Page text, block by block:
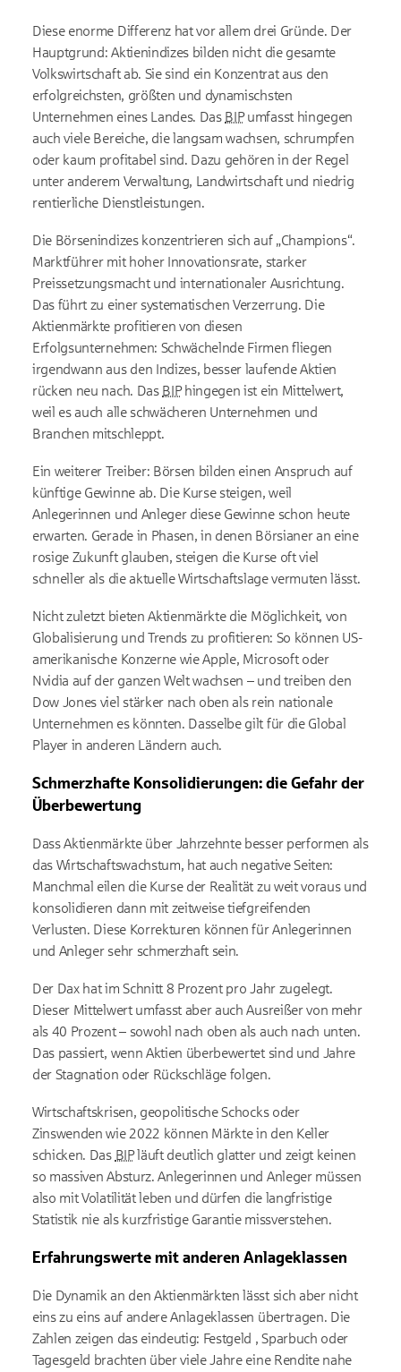
Diese enorme Differenz hat vor allem drei Gründe. Der
Hauptgrund: Aktienindizes bilden nicht die gesamte
Volkswirtschaft ab. Sie sind ein Konzentrat aus den
erfolgreichsten, größten und dynamischsten
Unternehmen eines Landes. Das BIPumfasst hingegen
auch viele Bereiche, die langsam wachsen, schrumpfen
oder kaum profitabel sind. Dazu gehören in der Regel
unter anderem Verwaltung, Landwirtschaft und niedrig
rentierliche Dienstleistungen.
Die Börsenindizes konzentrieren sich auf „Champions“.
Marktführer mit hoher Innovationsrate, starker
Preissetzungsmacht und internationaler Ausrichtung.
Das führt zu einer systematischen Verzerrung. Die
Aktienmärkte profitieren von diesen
Erfolgsunternehmen: Schwächelnde Firmen fliegen
irgendwann aus den Indizes, besser laufende Aktien
rücken neu nach. Das BIPhingegen ist ein Mittelwert,
weil es auch alle schwächeren Unternehmen und
Branchen mitschleppt.
Ein weiterer Treiber: Börsen bilden einen Anspruch auf
künftige Gewinne ab. Die Kurse steigen, weil
Anlegerinnen und Anleger diese Gewinne schon heute
erwarten. Gerade in Phasen, in denen Börsianer an eine
rosige Zukunft glauben, steigen die Kurse oft viel
schneller als die aktuelle Wirtschaftslage vermuten lässt.
Nicht zuletzt bieten Aktienmärkte die Möglichkeit, von
Globalisierung und Trends zu profitieren: So können US-
amerikanische Konzerne wie Apple, Microsoft oder
Nvidia auf der ganzen Welt wachsen – und treiben den
Dow Jones viel stärker nach oben als rein nationale
Unternehmen es könnten. Dasselbe gilt für die Global
Player in anderen Ländern auch.
Schmerzhafte Konsolidierungen: die Gefahr der
Überbewertung
Dass Aktienmärkte über Jahrzehnte besser performen als
das Wirtschaftswachstum, hat auch negative Seiten:
Manchmal eilen die Kurse der Realität zu weit voraus und
konsolidieren dann mit zeitweise tiefgreifenden
Verlusten. Diese Korrekturen können für Anlegerinnen
und Anleger sehr schmerzhaft sein.
Der Dax hat im Schnitt 8 Prozent pro Jahr zugelegt.
Dieser Mittelwert umfasst aber auch Ausreißer von mehr
als 40 Prozent– sowohl nach oben als auch nach unten.
Das passiert, wenn Aktien überbewertet sind und Jahre
der Stagnation oder Rückschläge folgen.
Wirtschaftskrisen, geopolitische Schocks oder
Zinswenden wie 2022 können Märkte in den Keller
schicken. Das BIPläuft deutlich glatter und zeigt keinen
so massiven Absturz. Anlegerinnen und Anleger müssen
also mit Volatilität leben und dürfen die langfristige
Statistik nie als kurzfristige Garantie missverstehen.
Erfahrungswerte mit anderen Anlageklassen
Die Dynamik an den Aktienmärkten lässt sich aber nicht
eins zu eins auf andere Anlageklassen übertragen. Die
Zahlen zeigen das eindeutig: Festgeld , Sparbuch oder
Tagesgeld brachten über viele Jahre eine Rendite nahe